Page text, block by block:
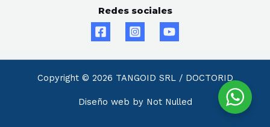
Redes sociales
Copyright © 2026 TANGOID SRL / DOCTORID
Diseño web by Not Nulled